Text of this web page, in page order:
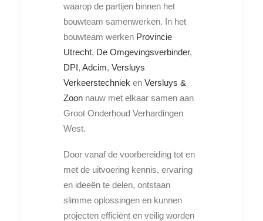
waarop de partijen binnen het
bouwteam samenwerken. In het
bouwteam werken Provincie
Utrecht, De Omgevingsverbinder,
DPI, Adcim, Versluys
Verkeerstechniek en Versluys &
Zoon nauw met elkaar samen aan
Groot Onderhoud Verhardingen
West.
Door vanaf de voorbereiding tot en
met de uitvoering kennis, ervaring
en ideeën te delen, ontstaan
slimme oplossingen en kunnen
projecten efficiënt en veilig worden